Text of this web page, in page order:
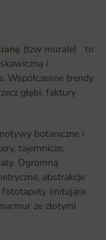
(tzw murale) to
i
. Współczesne trendy
głębi, faktury
botaniczne i
tajemnicze,
Ogromną
abstrakcje
imitujące
ze złotymi